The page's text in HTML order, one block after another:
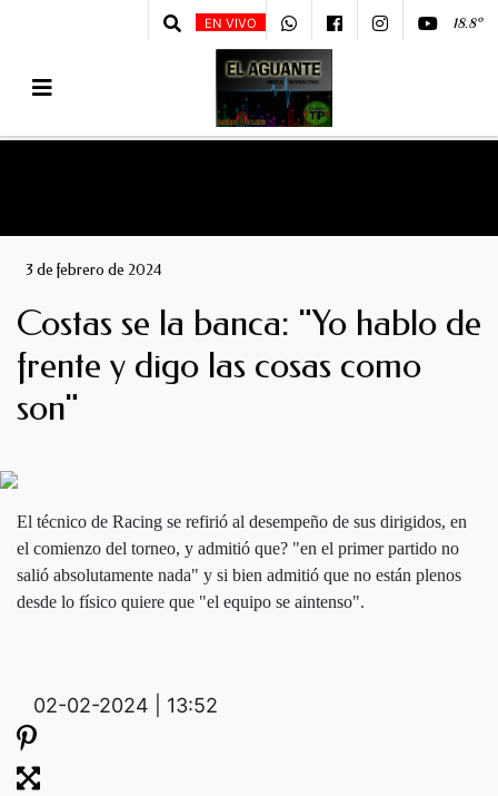
EN VIVO 18.8º
3 de febrero de 2024
Costas se la banca: "Yo hablo de
frente y digo las cosas como
son"
El técnico de Racing se refirió al desempeño de sus dirigidos, en
el comienzo del torneo, y admitió que? "en el primer partido no
salió absolutamente nada" y si bien admitió que no están plenos
desde lo físico quiere que "el equipo se aintenso".
02-02-2024 | 13:52